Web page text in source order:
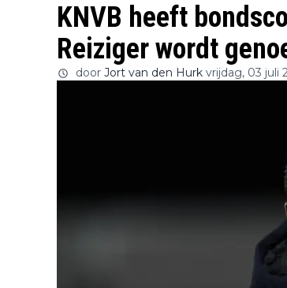
KNVB heeft
Reiziger wordt
door Jort van den Hurk vrijdag, 03 juli